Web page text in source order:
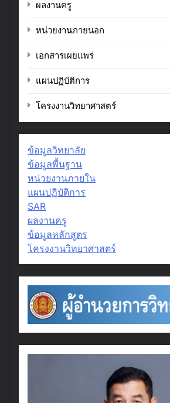
ผลงานครู
หน่วยงานภายนอก
เอกสารเผยแพร่
แผนปฏิบัติการ
โครงงานวิทยาศาสตร์
ข้อมูลวิทยาลัย
ข้อมูลพื้นฐาน
หน่วยงานภายใน
แผนปฏิบัติการ
SAR
ผลงานครู
ข้อมูลหลักสูตร
โครงงานวิทยาศาสตร์